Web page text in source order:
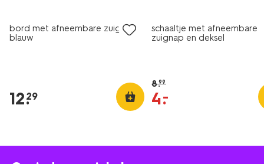
bord met afneembare zuignap
blauw
12.
29
schaaltje met afneembare
zuignap en deksel
8.99
4.
–